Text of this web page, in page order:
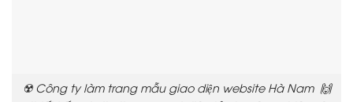
☢️ Công ty làm trang mẫu giao diện website Hà Nam 🙌